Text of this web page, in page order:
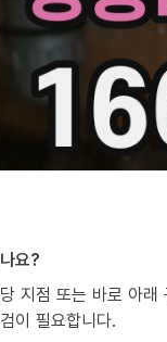
요?
지점 또는 바로 아
이 필요합니다.